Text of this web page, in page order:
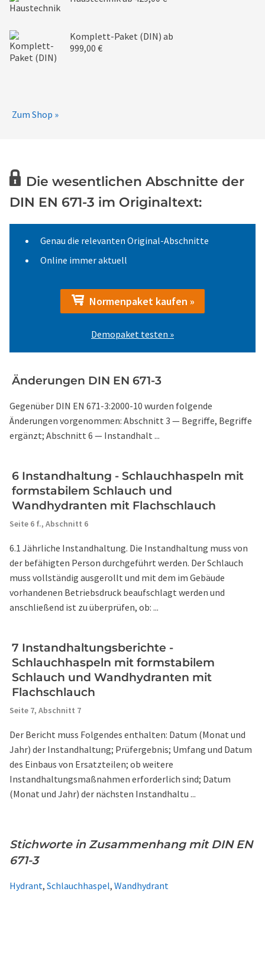
Komplett-Paket (DIN) ab
999,00 €
Zum Shop »
Die wesentlichen Abschnitte der
DIN EN 671-3 im Originaltext:
Genau die relevanten Original-Abschnitte
Online immer aktuell
Normenpaket kaufen »
Demopaket testen »
Änderungen DIN EN 671-3
Gegenüber DIN EN 671-3:2000-10 wurden folgende
Änderungen vorgenommen: Abschnitt 3 — Begriffe, Begriffe
ergänzt; Abschnitt 6 — Instandhalt ...
6 Instandhaltung - Schlauchhaspeln mit
formstabilem Schlauch und
Wandhydranten mit Flachschlauch
Seite 6 f., Abschnitt 6
6.1 Jährliche Instandhaltung. Die Instandhaltung muss von
der befähigten Person durchgeführt werden. Der Schlauch
muss vollständig ausgerollt und mit dem im Gebäude
vorhandenen Betriebsdruck beaufschlagt werden und
anschließend ist zu überprüfen, ob: ...
7 Instandhaltungsberichte -
Schlauchhaspeln mit formstabilem
Schlauch und Wandhydranten mit
Flachschlauch
Seite 7, Abschnitt 7
Der Bericht muss Folgendes enthalten: Datum (Monat und
Jahr) der Instandhaltung; Prüfergebnis; Umfang und Datum
des Einbaus von Ersatzteilen; ob weitere
Instandhaltungsmaßnahmen erforderlich sind; Datum
(Monat und Jahr) der nächsten Instandhaltu ...
Stichworte in Zusammenhang mit DIN EN
671-3
Hydrant, Schlauchhaspel, Wandhydrant